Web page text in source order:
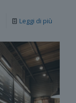
Leggi di più